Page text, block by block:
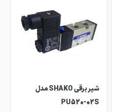
شیر برقی SHAKO مدل
PU520-02S